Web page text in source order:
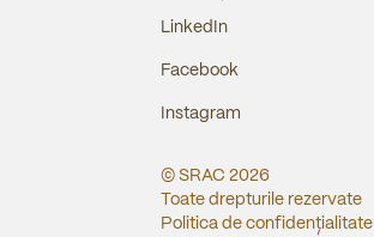
LinkedIn
Facebook
Instagram
© SRAC2026
Toate drepturile rezervate
Politica de confidențialitate